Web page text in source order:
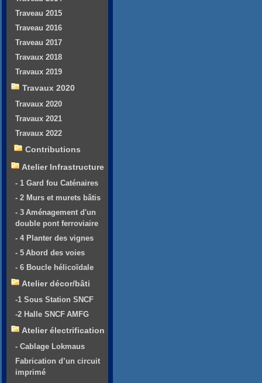
Traveau 2015
Traveau 2016
Traveau 2017
Travaux 2018
Travaux 2019
Travaux 2020
Travaux 2020
Travaux 2021
Travaux 2022
Contributions
Atelier Infrastructure
- 1 Gard fou Caténaires
- 2 Murs et murets bâtis
- 3 Aménagement d'un
double pont ferroviaire
- 4 Planter des vignes
- 5 Abord des voies
- 6 Boucle hélicoïdale
Atelier décor/bâti
-1 Sous Station SNCF
-2 Halle SNCF AMFG
Atelier électrification
- Cablage Lokmaus
Fabrication d’un circuit
imprimé